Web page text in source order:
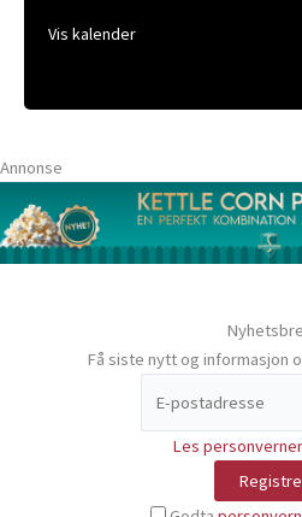
Vis kalender
Annonse
Få siste nytt og informasjon
Les